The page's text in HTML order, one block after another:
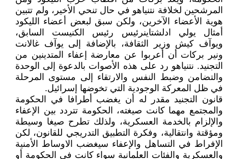
المرشحين لخلافة نتنياهو في حال تنحي الأخير، ولم تتبين
هوية الأعضاء الآخرين، ولكن سبق لبعض أعضاء الليكود
أمثال يولي ادلشتاينرئيس رئيس الكنيست السابق،
ويوآف كيش وزير الثقافة، بالإضافة إلى يوآف غالانت
ونير بركات أن أعربوا عن معارضة إعفاء المتدينين من
التجنيد. نتنياهو رد على هذه الأصوات بالدعوة إلى الوحدة
والتضامن وضبط النفس والارتقاء إلى مستوى المرحلة
في ظل المعركة الوجودية التي تخوضها إسرائيل.
قانون التجنيد مقدر له أن يغضب أطرافا في الحكومة
والمجتمع مهما كانت صيغته، الحكومة تتردد بين الإعفاء
والإلزام بالخدمة العسكرية، ولذلك تطرح صيغا وسيطة
ومؤقتة وانتقالية، وفكرة التطبيق التدريجي للقانون، لكن
الإفراط في التساهل والإعفاء سيغضب الاوساط الأمنية
والعسكرية والفئات العلمانية سواء كانت في الحكومة أو